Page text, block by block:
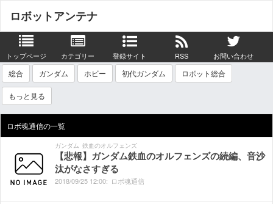
ロボットアンテナ
トップページ カテゴリー 登録サイト RSS お問い合わせ
総合 ガンダム ホビー 初代ガンダム ロボット総合
もっと見る
ロボ魂通信の一覧
ガンダム 鉄血のオルフェンズ
【悲報】ガンダム鉄血のオルフェンズの続編、音沙
汰がなさすぎる
2018/09/25 12:00: ロボ魂通信